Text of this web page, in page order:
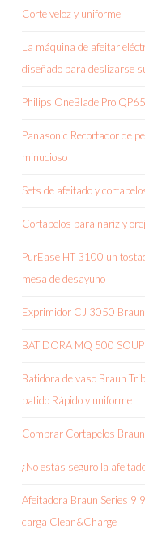
Corte veloz y uniforme
La máquina de afeitar
diseñado para deslizarse
Philips OneBlade Pro
Panasonic Recortador de
minucioso
Sets de afeitado y
Cortapelos para nariz y
PurEase HT 3100 un
mesa de desayuno
Exprimidor CJ 3050
BATIDORA MQ 500
Batidora de vaso Braun
batido Rápido y uniforme
Comprar Cortapelos
¿No estás seguro la
Afeitadora Braun Series 9
carga Clean&Charge